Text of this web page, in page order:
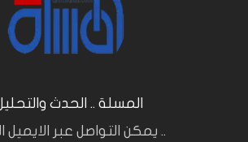
المسلة .. الحدث
.. يمكن التواصل عبر الايميل